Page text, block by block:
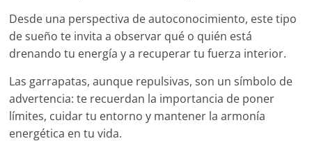
Desde una perspectiva de autoconocimiento, este tipo
de sueño te invita a observar qué o quién está
drenando tu energía y a recuperar tu fuerza interior.
Las garrapatas, aunque repulsivas, son un símbolo de
advertencia: te recuerdan la importancia de poner
límites, cuidar tu entorno y mantener la armonía
energética en tu vida.